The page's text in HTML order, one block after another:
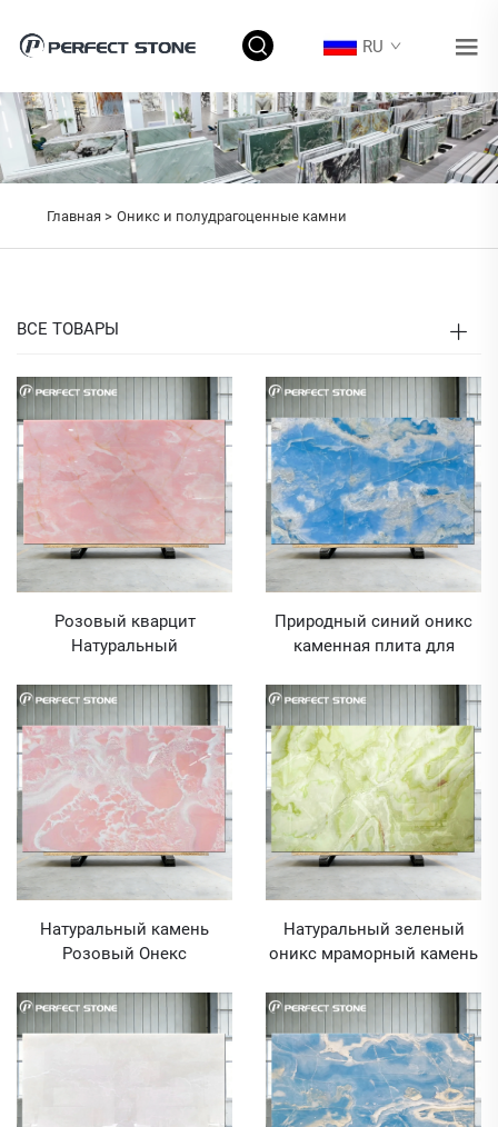
RU
Главная > Оникс и полудрагоценные камни
ВСЕ ТОВАРЫ
Розовый кварцит
Натуральный
оптовой торговли Цена на
мрамор
Природный синий оникс
каменная плита для
комнаты Цена мрамора
фоновая стена оникс
поставщик напольной
плитки
Натуральный камень
Розовый Онекс
Онекс
Натуральный зеленый
оникс мраморный камень